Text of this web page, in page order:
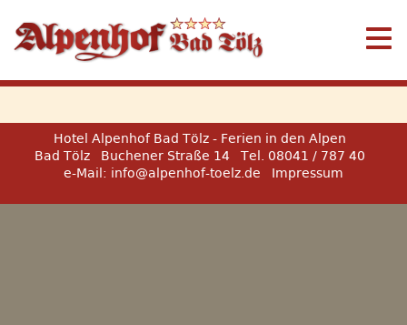
Hotel Alpenhof Bad Tölz - Ferien in den Alpen
Bad Tölz
Buchener Straße 14
Tel. 08041 / 787 40
e-Mail: info@alpenhof-toelz.de Impressum